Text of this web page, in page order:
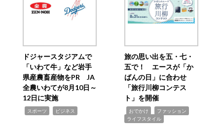
ドジャースタジアムで
「いわて牛」など岩手
県産農畜産物をPR JA
全農いわてが8月10日～
12日に実施
スポーツ ビジネス
旅の思い出を五・七・
五で！ エースが「か
ばんの日」に合わせ
「旅行川柳コンテス
ト」を開催
おでかけ ファッション
ライフスタイル